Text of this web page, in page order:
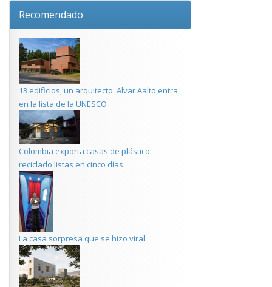
Recomendado
13 edificios, un arquitecto: Alvar Aalto entra
en la lista de la UNESCO
Colombia exporta casas de plástico
reciclado listas en cinco días
La casa sorpresa que se hizo viral